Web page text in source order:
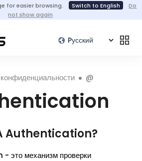
for easier browsing. Switch to English
Do
not show again
@
Authentication?
механизм проверки